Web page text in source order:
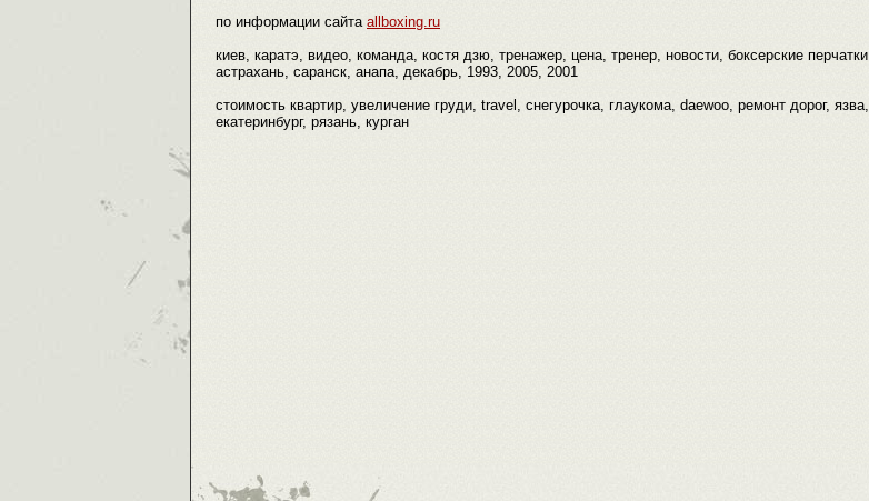
по информации сайта allboxing.ru
киев, каратэ, видео, команда, костя дзю, тренажер, цена, тренер, новости, боксерские перчатки,
астрахань, саранск, анапа, декабрь, 1993, 2005, 2001
стоимость квартир, увеличение груди, travel, снегурочка, глаукома, daewoo, ремонт дорог, язва,
екатеринбург, рязань, курган